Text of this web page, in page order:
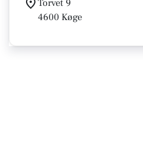
Torvet 9
4600 Køge